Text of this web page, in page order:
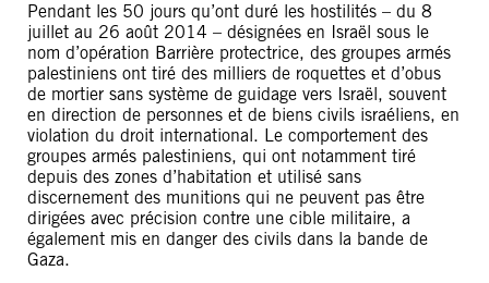
Pendant les 50 jours qu’ont duré les hostilités – du 8
juillet au 26 août 2014 – désignées en Israël sous le
nom d’opération Barrière protectrice, des groupes armés
palestiniens ont tiré des milliers de roquettes et d’obus
de mortier sans système de guidage vers Israël, souvent
en direction de personnes et de biens civils israéliens, en
violation du droit international. Le comportement des
groupes armés palestiniens, qui ont notamment tiré
depuis des zones d’habitation et utilisé sans
discernement des munitions qui ne peuvent pas être
dirigées avec précision contre une cible militaire, a
également mis en danger des civils dans la bande de
Gaza.